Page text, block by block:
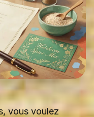
vous voulez